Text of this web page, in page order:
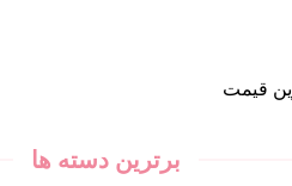
قیمت
برترین دسته ها